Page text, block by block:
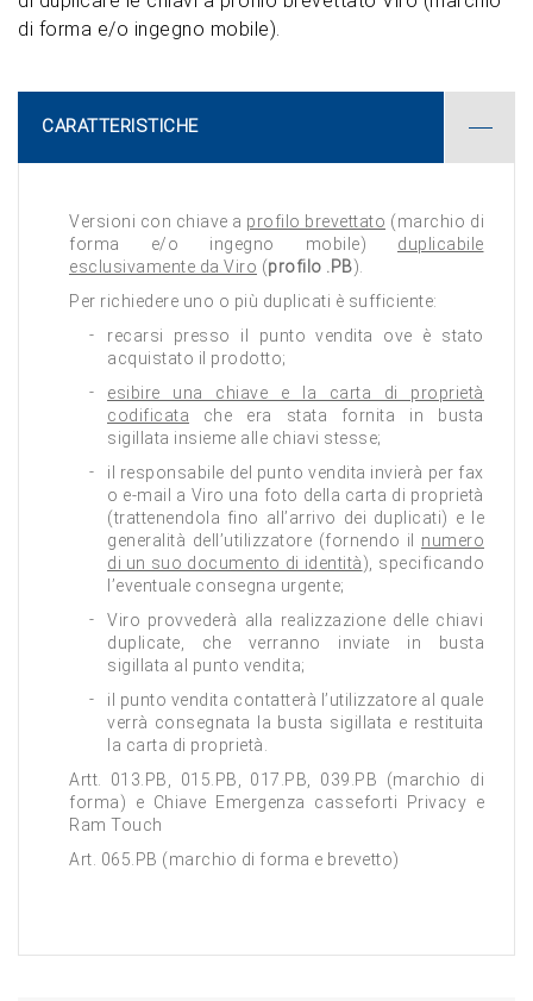
di forma e/o ingegno mobile).
CARATTERISTICHE
Versioni con chiave a profilo brevettato (marchio di
forma e/o ingegno mobile) duplicabile
esclusivamente da Viro (profilo .PB).
Per richiedere uno o più duplicati è sufficiente:
recarsi presso il punto vendita ove è stato
acquistato il prodotto;
esibire una chiave e la carta di proprietà
codificata che era stata fornita in busta
sigillata insieme alle chiavi stesse;
il responsabile del punto vendita invierà per fax
o e-mail a Viro una foto della carta di proprietà
(trattenendola fino all’arrivo dei duplicati) e le
generalità dell’utilizzatore (fornendo il numero
di un suo documento di identità), specificando
l’eventuale consegna urgente;
Viro provvederà alla realizzazione delle chiavi
duplicate, che verranno inviate in busta
sigillata al punto vendita;
il punto vendita contatterà l’utilizzatore al quale
verrà consegnata la busta sigillata e restituita
la carta di proprietà.
Artt. 013.PB, 015.PB, 017.PB, 039.PB (marchio di
forma) e Chiave Emergenza casseforti Privacy e
Ram Touch
Art. 065.PB (marchio di forma e brevetto)